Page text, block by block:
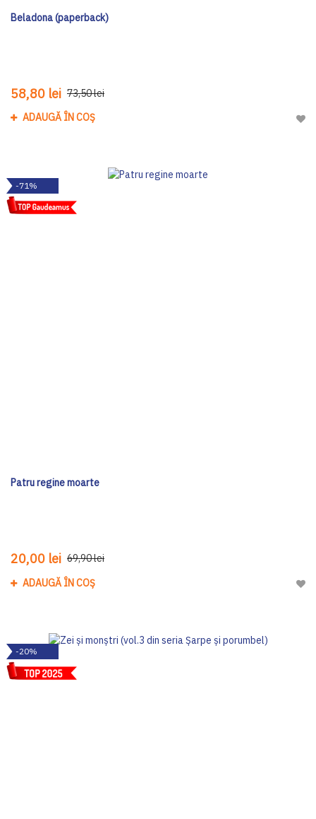
Beladona (paperback)
58,80 lei 73,50 lei
ADAUGĂ ÎN COȘ
-71%
Patru regine moarte
20,00 lei 69,90 lei
ADAUGĂ ÎN COȘ
-20%